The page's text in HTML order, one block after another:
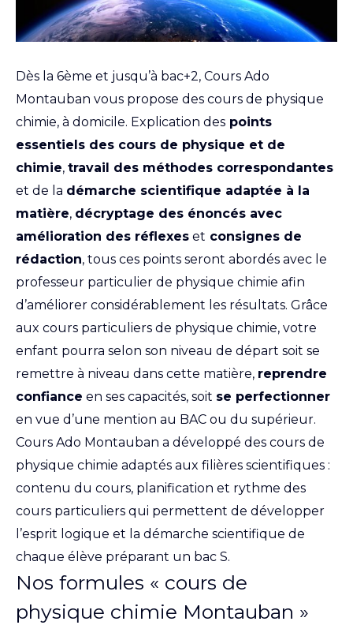
Dès la 6ème et jusqu’à bac+2, Cours Ado
Montauban vous propose des cours de physique
chimie, à domicile. Explication des points
essentiels des cours de physique et de
chimie, travail des méthodes correspondantes
et de la démarche scientifique adaptée à la
matière, décryptage des énoncés avec
amélioration des réflexes et consignes de
rédaction, tous ces points seront abordés avec le
professeur particulier de physique chimie afin
d’améliorer considérablement les résultats. Grâce
aux cours particuliers de physique chimie, votre
enfant pourra selon son niveau de départ soit se
remettre à niveau dans cette matière, reprendre
confiance en ses capacités, soit se perfectionner
en vue d’une mention au BAC ou du supérieur.
Cours Ado Montauban a développé des cours de
physique chimie adaptés aux filières scientifiques :
contenu du cours, planification et rythme des
cours particuliers qui permettent de développer
l’esprit logique et la démarche scientifique de
chaque élève préparant un bac S.
Nos formules « cours de
physique chimie Montauban »